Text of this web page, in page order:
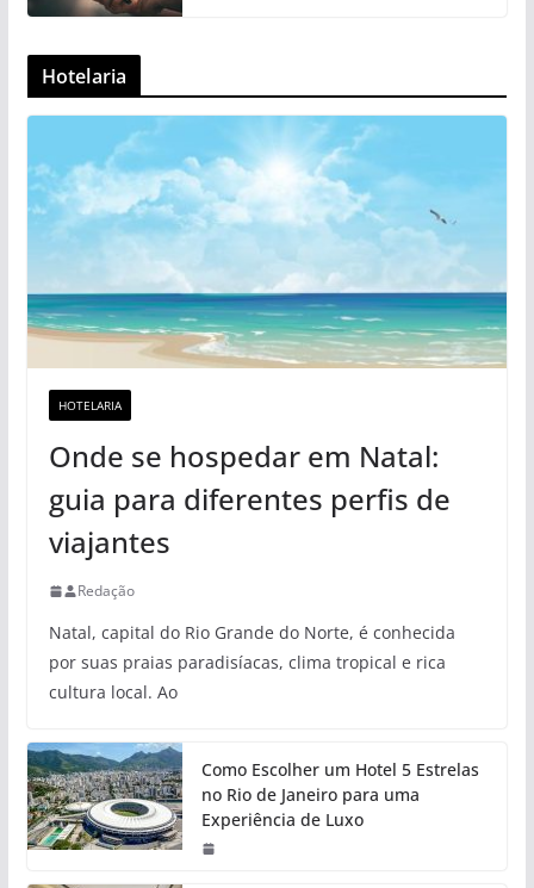
Hotelaria
HOTELARIA
Onde se hospedar em Natal:
guia para diferentes perfis de
viajantes
Redação
Natal, capital do Rio Grande do Norte, é conhecida
por suas praias paradisíacas, clima tropical e rica
cultura local. Ao
Como Escolher um Hotel 5 Estrelas
no Rio de Janeiro para uma
Experiência de Luxo